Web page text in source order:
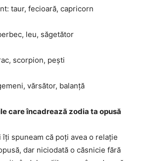
taur, fecioară, capricorn
leu, săgetător
scorpion, peşti
vărsător, balanţă
care încadrează zodia ta opusă
îţi spuneam că poţi avea o relaţie
dar niciodată o căsnicie fără